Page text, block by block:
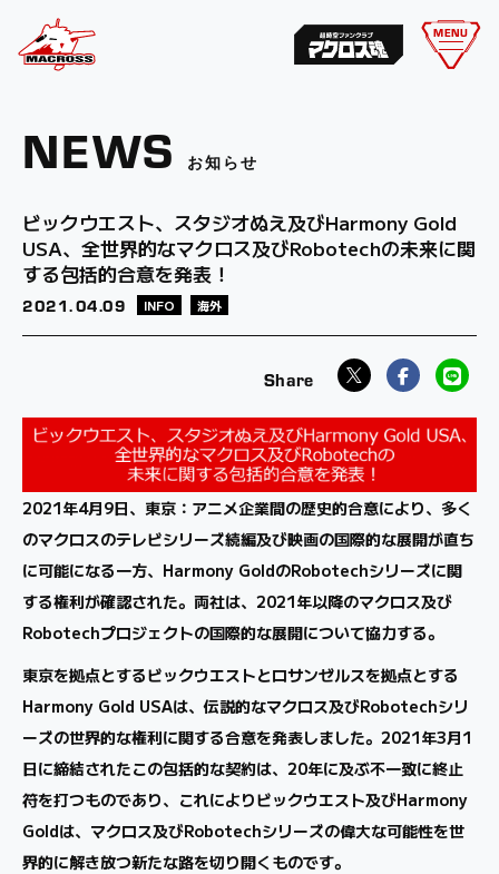
MENU
NEWS お知らせ
ビックウエスト、スタジオぬえ及びHarmony Gold
USA、全世界的なマクロス及びRobotechの未来に関
する包括的合意を発表！
2021.04.09 INFO 海外
2021年4月9日、東京：アニメ企業間の歴史的合意により、多く
のマクロスのテレビシリーズ続編及び映画の国際的な展開が直ち
に可能になる一方、Harmony GoldのRobotechシリーズに関
する権利が確認された。両社は、2021年以降のマクロス及び
Robotechプロジェクトの国際的な展開について協力する。
東京を拠点とするビックウエストとロサンゼルスを拠点とする
Harmony Gold USAは、伝説的なマクロス及びRobotechシリ
ーズの世界的な権利に関する合意を発表しました。2021年3月1
日に締結されたこの包括的な契約は、20年に及ぶ不一致に終止
符を打つものであり、これによりビックウエスト及びHarmony
Goldは、マクロス及びRobotechシリーズの偉大な可能性を世
界的に解き放つ新たな路を切り開くものです。